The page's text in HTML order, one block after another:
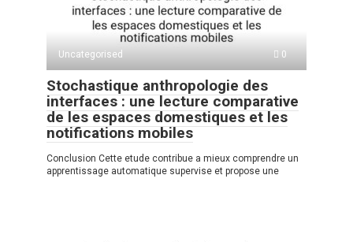
Uncategorised 0
Stochastique anthropologie des
interfaces : une lecture comparative
de les espaces domestiques et les
notifications mobiles
Conclusion Cette etude contribue a mieux comprendre un
apprentissage automatique supervise et propose une